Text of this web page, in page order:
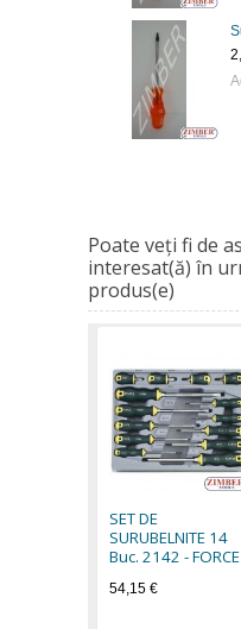
Poate veţi fi de
interesat(ă) în
produs(e)
SET DE
SURUBELNITE 14
Buc. 2142 - FORCE
54,15 €